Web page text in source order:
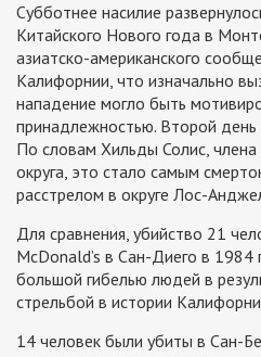
Субботнее насилие
Китайского Нового года в
азиатско-американского
Калифорнии, что изначально
нападение могло быть
принадлежностью. Второй
По словам Хильды Солис,
округа, это стало самым
расстрелом в округе Лос-
Для сравнения, убийство 21
McDonald’s в Сан-Диего в 1984
большой гибелью людей в
стрельбой в истории
14 человек были убиты в Сан-